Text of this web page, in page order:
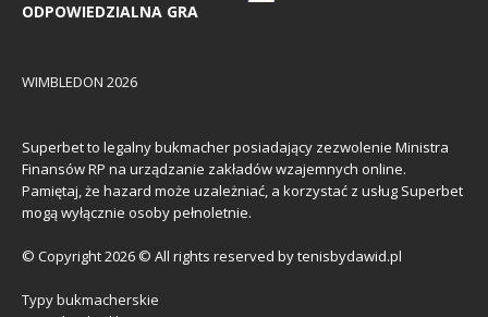
ODPOWIEDZIALNA GRA
WIMBLEDON 2026
Superbet to legalny bukmacher posiadający zezwolenie Ministra
Finansów RP na urządzanie zakładów wzajemnych online.
Pamiętaj, że hazard może uzależniać, a korzystać z usług Superbet
mogą wyłącznie osoby pełnoletnie.
© Copyright 2026 © All rights reserved by tenisbydawid.pl
Typy bukmacherskie